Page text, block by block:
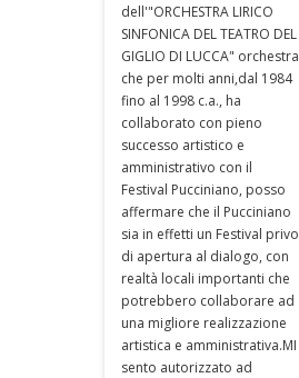
dell'"ORCHESTRA LIRICO
SINFONICA DEL TEATRO DEL
GIGLIO DI LUCCA" orchestra
che per molti anni,dal 1984
fino al 1998 c.a., ha
collaborato con pieno
successo artistico e
amministrativo con il
Festival Pucciniano, posso
affermare che il Pucciniano
sia in effetti un Festival privo
di apertura al dialogo, con
realtà locali importanti che
potrebbero collaborare ad
una migliore realizzazione
artistica e amministrativa.MI
sento autorizzato ad